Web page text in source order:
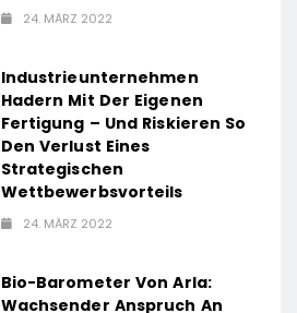
24. MÄRZ 2022
Industrieunternehmen
Hadern Mit Der Eigenen
Fertigung – Und Riskieren So
Den Verlust Eines
Strategischen
Wettbewerbsvorteils
24. MÄRZ 2022
Bio-Barometer Von Arla:
Wachsender Anspruch An